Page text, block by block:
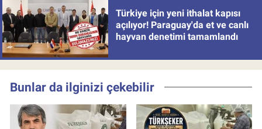
Türkiye için yeni ithalat kapısı
açılıyor! Paraguay'da et ve canlı
hayvan denetimi tamamlandı
Bunlar da ilginizi çekebilir